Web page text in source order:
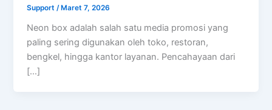
Support/ Maret 7, 2026
Neon box adalah salah satu media promosi yang
paling sering digunakan oleh toko, restoran,
bengkel, hingga kantor layanan. Pencahayaan dari
[…]